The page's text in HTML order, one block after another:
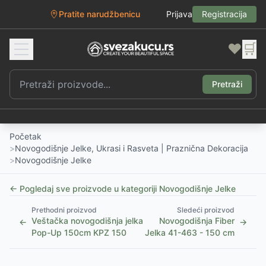
Pratite narudžbenicu Prijava Registracija
❤️ 🛒
Pretraži
Početak
>Novogodišnje Jelke, Ukrasi i Rasveta | Praznična Dekoracija
>Novogodišnje Jelke
← Pogledaj sve proizvode u kategoriji Novogodišnje Jelke
←
Prethodni proizvod
Veštačka novogodišnja jelka
Pop-Up 150cm KPZ 150
Sledeći proizvod
Novogodišnja Fiber
Jelka 41-463 - 150 cm
→